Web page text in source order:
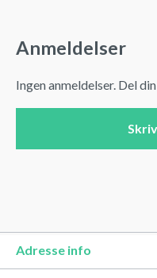
Anmeldelser
Ingen anmeldelser. Del
Adresse info